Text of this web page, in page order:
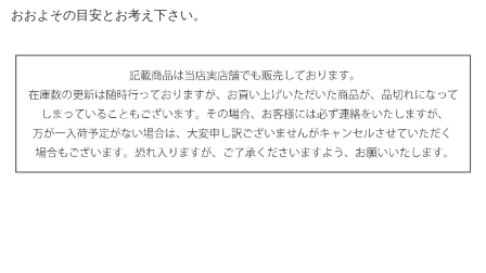
おおよその目安とお考え下さい。